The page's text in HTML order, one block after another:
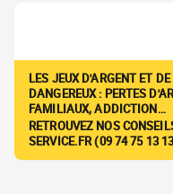
LES JEUX D'ARGENT ET
DANGEREUX : PERTES
FAMILIAUX, ADDICTION…
RETROUVEZ NOS
SERVICE.FR (09 74 75 13